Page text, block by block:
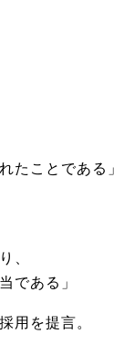
たことである」
、
である」
用を提言。